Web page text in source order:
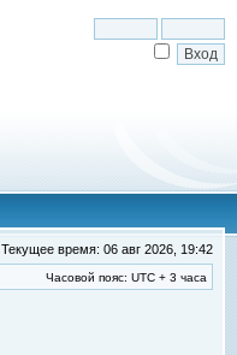
Текущее время: 06 авг 2026, 19:42
Часовой пояс: UTC + 3 часа